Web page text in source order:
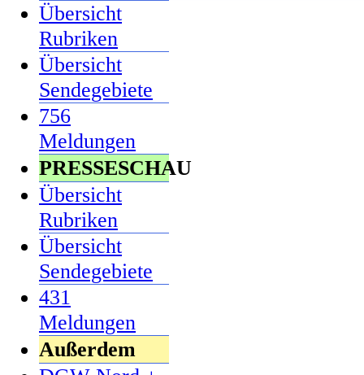
Übersicht
Rubriken
Übersicht
Sendegebiete
756
Meldungen
PRESSESCHAU
Übersicht
Rubriken
Übersicht
Sendegebiete
431
Meldungen
Außerdem